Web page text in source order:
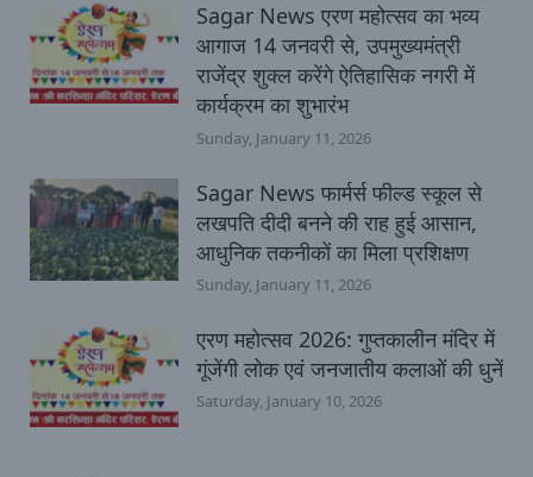
Sagar News एरण महोत्सव का भव्य
आगाज 14 जनवरी से, उपमुख्यमंत्री
राजेंद्र शुक्ल करेंगे ऐतिहासिक नगरी में
कार्यक्रम का शुभारंभ
Sunday, January 11, 2026
Sagar News फार्मर्स फील्ड स्कूल से
लखपति दीदी बनने की राह हुई आसान,
आधुनिक तकनीकों का मिला प्रशिक्षण
Sunday, January 11, 2026
एरण महोत्सव 2026: गुप्तकालीन मंदिर में
गूंजेंगी लोक एवं जनजातीय कलाओं की धुनें
Saturday, January 10, 2026